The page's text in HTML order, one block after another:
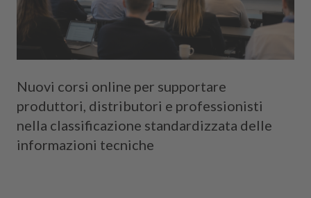
Nuovi corsi online per supportare
produttori, distributori e professionisti
nella classificazione standardizzata delle
informazioni tecniche